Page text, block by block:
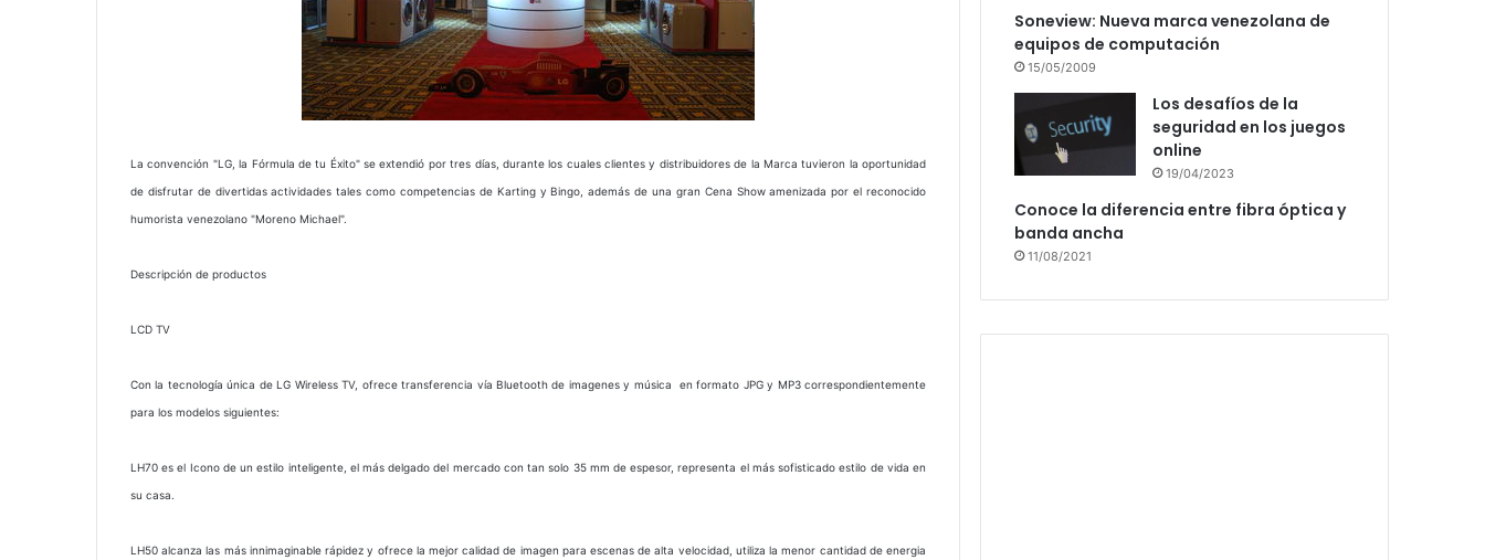
La convención "LG, la Fórmula de tu Éxito" se extendió por tres días, durante los cuales clientes y distribuidores de la Marca tuvieron la oportunidad
de disfrutar de divertidas actividades tales como competencias de Karting y Bingo, además de una gran Cena Show amenizada por el reconocido
humorista venezolano "Moreno Michael".
Descripción de productos
LCD TV
Con la tecnología única de LG Wireless TV, ofrece transferencia vía Bluetooth de imagenes y música en formato JPG y MP3 correspondientemente
para los modelos siguientes:
LH70 es el Icono de un estilo inteligente, el más delgado del mercado con tan solo 35 mm de espesor, representa el más sofisticado estilo de vida en
su casa.
LH50 alcanza las más innimaginable rápidez y ofrece la mejor calidad de imagen para escenas de alta velocidad, utiliza la menor cantidad de energia
Soneview: Nueva marca venezolana de
equipos de computación
15/05/2009
Los desafíos de la
seguridad en los juegos
online
19/04/2023
Conoce la diferencia entre fibra óptica y
banda ancha
11/08/2021